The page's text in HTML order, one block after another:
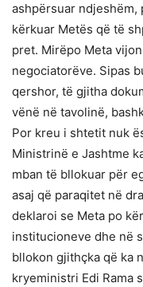
ashpërsuar ndjeshëm,
kërkuar Metës që të
pret. Mirëpo Meta
negociatorëve. Sipas
qershor, të gjitha
vënë në tavolinë,
Por kreu i shtetit nuk
Ministrinë e Jashtme
mban të bllokuar për
asaj që paraqitet në
deklaroi se Meta po
institucioneve dhe në
bllokon gjithçka që ka
kryeministri Edi Rama